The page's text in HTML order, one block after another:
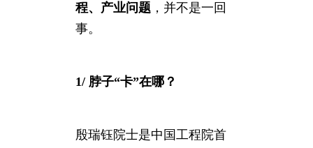
程、产业问题 ，并不是一回
事。
1/ 脖子“卡”在哪？
殷瑞钰院士是中国工程院首